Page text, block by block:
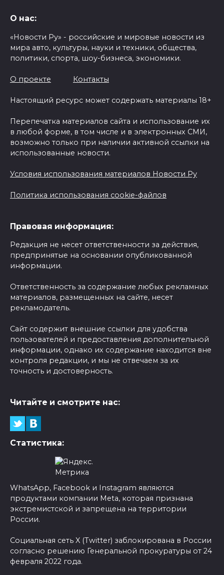
О нас:
«Новости Ру» - российские и мировые новости из
мира авто, культуры, науки и техники, общества,
политики, спорта, шоу-бизнеса, экономики.
О проекте Контакты
Настоящий ресурс может содержать материалы 18+
Перепечатка материалов сайта и использование их
в любой форме, в том числе и в электронных СМИ,
возможно только при наличии активной ссылки на
использованные новости.
Условия использования материалов Новости Ру
Политика использования cookie-файлов
Правовая информация:
Редакция не несет ответственности за действия,
предпринятые на основании опубликованной
информации.
Ответственность за содержание любых рекламных
материалов, размещенных на сайте, несет
рекламодатель.
Сайт содержит внешние ссылки для удобства
пользователей и предоставления дополнительной
информации, однако их содержание находится вне
контроля редакции, и мы не отвечаем за их
точность и достоверность.
Читайте и смотрите нас:
Статистика:
WhatsApp, Facebook и Instagram являются
продуктами компании Meta, которая признана
экстремистской и запрещена на территории
России.
Социальная сеть X (Twitter) заблокирована в России
согласно решению Генеральной прокуратуры от 24
февраля 2022 года.